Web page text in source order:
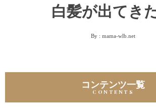
白髪が出てき
By : mama-wlb.net
コンテンツ一覧